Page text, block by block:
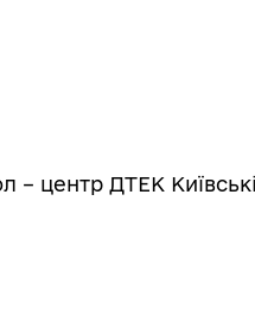
– центр ДТЕК